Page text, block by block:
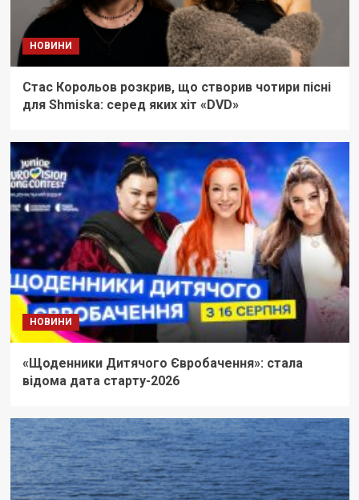
НОВИНИ
Стас Корольов розкрив, що створив чотири пісні
для Shmiska: серед яких хіт «DVD»
НОВИНИ
«Щоденники Дитячого Євробачення»: стала
відома дата старту-2026